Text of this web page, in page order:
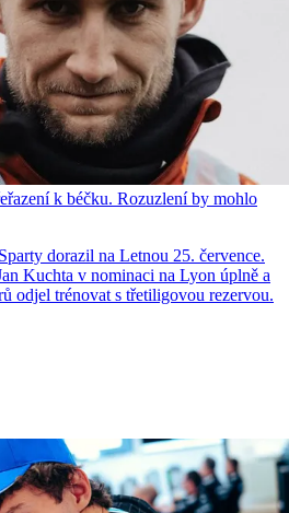
k béčku. Rozuzlení by mohlo
dorazil na Letnou 25. července.
Kuchta v nominaci na Lyon úplně a
odjel trénovat s třetiligovou rezervou.